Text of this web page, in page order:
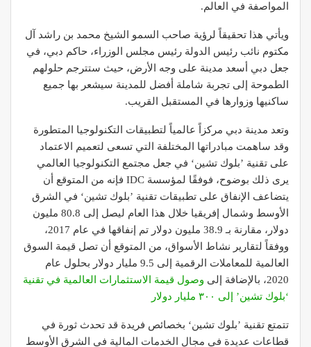
المواصفة في العالم.
ويأتي هذا تحقيقاً لرؤية صاحب السمو الشيخ محمد بن راشد آل
مكتوم نائب رئيس الدولة رئيس مجلس الوزراء، حاكم دبي، في
جعل دبي أسعد مدينة على وجه الأرض، حيث ستترجم حلولهم
الطموحة إلى تجربة شاملة أفضل للمدينة سيشعر بها جميع
ساكنيها وزوارها في المستقبل القريب.
وتعد مدينة دبي مركزاً عالمياً لتطبيقات التكنولوجيا المتطورة
وقد ساهمت مبادراتها المختلفة التي تسعى لتعميم الاعتماد
على تقنية ’بلوك تشين‘ في جعل مجتمع التكنولوجيا العالمي
يرى ذلك بوضوح، فوفقًا لمؤسسة IDC فإنه من المتوقع أن
يتضاعف الإنفاق على تطبيقات تقنية ’بلوك تشين‘ في الشرق
الأوسط وشمال إفريقيا خلال هذا العام ليصل إلى 80.8 مليون
دولار، مقارنة بـ 38.9 مليون دولار تم إنفاقها في عام 2017،
ووفقاً لتقارير نشاط الأسواق، من المتوقع أن تصل قيمة السوق
العالمية للمعاملات الرقمية إلى 9.5 مليار دولار بحلول عام
2020، بالإضافة إلى
وصول قيمة الاستثمارات العالمية في تقنية
‘بلوك تشين’ إلى ٣٠٠ مليار دولار
تتمتع تقنية ’بلوك تشين‘ بخصائص فريدة قد تحدث ثورة في
قطاعات عديدة في مجال الخدمات المالية في الشرق الأوسط